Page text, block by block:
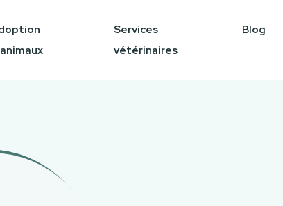
Services
vétérinaires
Blog